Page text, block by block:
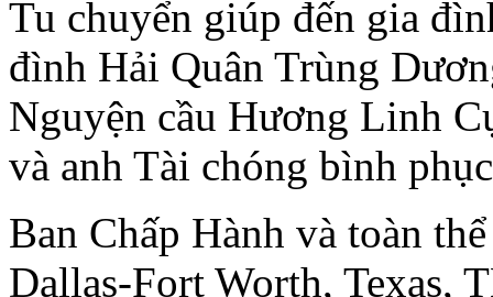
Tu chuyển giúp đến gia
đình Hải Quân Trùng
Nguyện cầu Hương Linh
và anh Tài chóng bình
Ban Chấp Hành và toàn
Dallas-Fort Worth,